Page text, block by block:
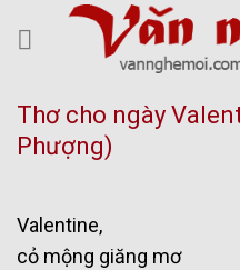
Thơ cho ngày
Phượng)
Valentine,
cỏ mộng giăng mơ